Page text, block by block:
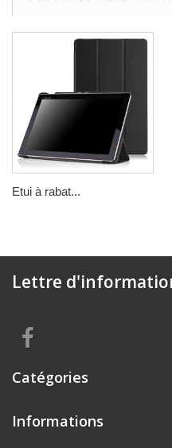
Etui à rabat...
Lettre
Catégories
Informations